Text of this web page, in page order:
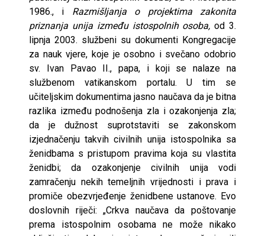
1986., i Razmišljanja o projektima zakonita
priznanja unija između istospolnih osoba, od 3.
lipnja 2003. službeni su dokumenti Kongregacije
za nauk vjere, koje je osobno i svečano odobrio
sv. Ivan Pavao II., papa, i koji se nalaze na
službenom vatikanskom portalu. U tim se
učiteljskim dokumentima jasno naučava da je bitna
razlika između podnošenja zla i ozakonjenja zla;
da je dužnost suprotstaviti se zakonskom
izjednačenju takvih civilnih unija istospolnika sa
ženidbama s pristupom pravima koja su vlastita
ženidbi; da ozakonjenje civilnih unija vodi
zamračenju nekih temeljnih vrijednosti i prava i
promiče obezvrjeđenje ženidbene ustanove. Evo
doslovnih riječi: „Crkva naučava da poštovanje
prema istospolnim osobama ne može nikako